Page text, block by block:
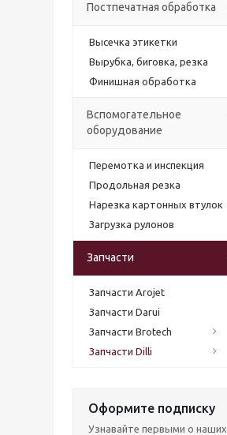
Постпечатная обработка
Высечка этикетки
Вырубка, биговка, резка
Финишная обработка
Вспомогательное
оборудование
Перемотка и инспекция
Продольная резка
Нарезка картонных втулок
Загрузка рулонов
Запчасти
Запчасти Arojet
Запчасти Darui
Запчасти Brotech
Запчасти Dilli
Оформите подписку
Узнавайте первыми о наших